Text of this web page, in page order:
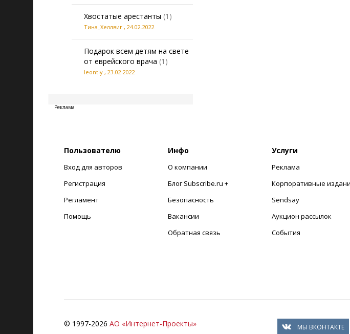
Хвостатые арестанты (1)
Тина_Хеллвиг , 24.02.2022
Подарок всем детям на свете
от еврейского врача (1)
leontiy , 23.02.2022
Реклама
Пользователю
Вход для авторов
Регистрация
Регламент
Помощь
Инфо
О компании
Блог Subscribe.ru +
Безопасность
Вакансии
Обратная связь
Услуги
Реклама
Корпоративные
Sendsay
Аукцион рассылок
События
© 1997-2026 АО «Интернет-Проекты» МЫ ВКОНТАКТЕ